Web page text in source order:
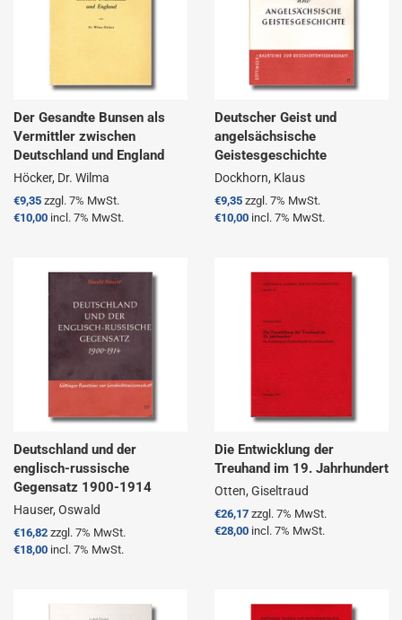
Der Gesandte Bunsen als
Vermittler zwischen
Deutschland und England
Höcker, Dr. Wilma
Normaler
Preis
€9,35 zzgl. 7% MwSt.
€10,00 incl. 7% MwSt.
Deutscher Geist und
angelsächsische
Geistesgeschichte
Dockhorn, Klaus
Normaler
Preis
€9,35 zzgl. 7% MwSt.
€10,00 incl. 7% MwSt.
Deutschland und der
englisch-russische
Gegensatz 1900-1914
Hauser, Oswald
Normaler
Preis
€16,82 zzgl. 7% MwSt.
€18,00 incl. 7% MwSt.
Die Entwicklung der
Treuhand im 19. Jahrhundert
Otten, Giseltraud
Normaler
Preis
€26,17 zzgl. 7% MwSt.
€28,00 incl. 7% MwSt.